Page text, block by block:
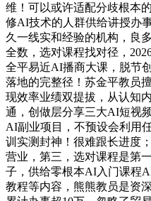
维！可以或许适配分歧根本
修AI技术的人群供给讲授办
久一线实和经验的机构，良
全数，选对课程找对径，
全平易近AI播商大课，脱节
落地的完整径！苏金平教员
现效率业绩双提拔，从认知
通，创做层分享三大AI短视
AI副业项目，不预设会利用
训实测封神！很难跟长进度
营业，第三，选对课程是第
子，供给零根本AI入门课程
教程等内容，熊熊教员是资